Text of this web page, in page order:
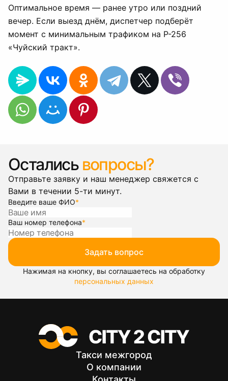
Оптимальное время — ранее утро или поздний
вечер. Если выезд днём, диспетчер подберёт
момент с минимальным трафиком на Р-256
«Чуйский тракт».
Остались вопросы?
Отправьте заявку и наш менеджер свяжется с
Вами в течении 5-ти минут.
Введите ваше ФИО*
Ваш номер телефона*
Задать вопрос
Нажимая на кнопку, вы соглашаетесь на обработку
персональных данных
Такси межгород
О компании